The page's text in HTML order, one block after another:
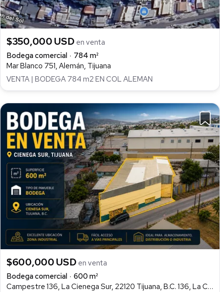
$350,000 USD en venta
Bodega comercial
784 m²
Mar Blanco 751, Alemán, Tijuana
VENTA | BODEGA 784 m2 EN COL ALEMAN
$600,000 USD en venta
Bodega comercial
600 m²
Campestre 136, La Cienega Sur, 22120 Tijuana, B.C. 136, La Ciénega Sur, Tijuana